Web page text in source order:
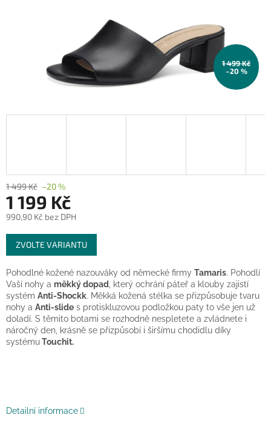
1 499 Kč
–20 %
1 499 Kč –20 %
1 199 Kč
990,90 Kč bez DPH
Měrná
cena:
ZVOLTE VARIANTU
Pohodlné kožené nazouváky od německé firmy Tamaris. Pohodlí
Vaší nohy a měkký dopad, který ochrání páteř a klouby zajistí
systém Anti-Shockk. Měkká kožená stélka se přizpůsobuje tvaru
nohy a Anti-slide s protiskluzovou podložkou paty to vše jen už
doladí. S těmito botami se rozhodně nespletete a zvládnete i
náročný den, krásně se přizpůsobí i širšímu chodidlu díky
systémuTouchit.
Detailní informace